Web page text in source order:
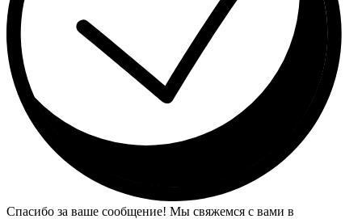
Спасибо за ваше сообщение! Мы свяжемся с вами в